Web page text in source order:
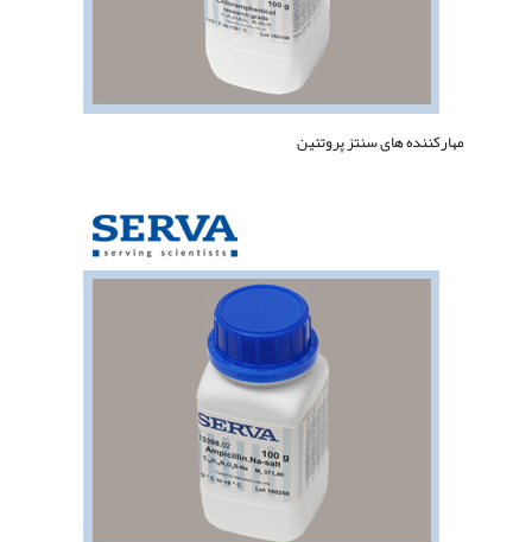
مهارکننده های سنتز پروتئین